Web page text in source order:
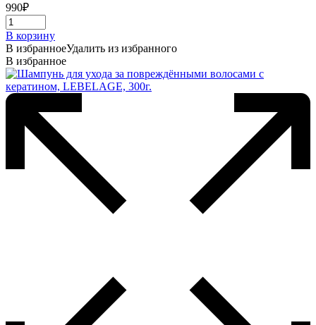
990₽
В корзину
В избранноеУдалить из избранного
В избранное